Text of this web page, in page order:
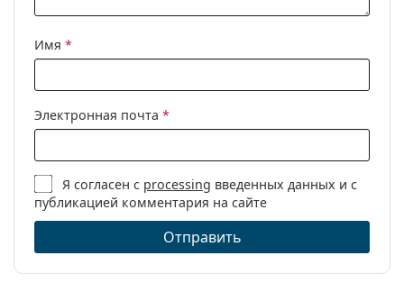
Имя *
Электронная почта *
Я согласен с processing введенных данных и с
публикацией комментария на сайте
Отправить